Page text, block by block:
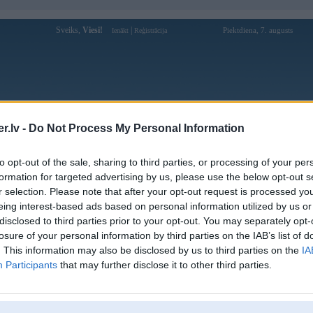
- Do Not Process My Personal Information
opt-out of the sale, sharing to third parties, or processing of your
for targeted advertising by us, please use the below opt-out
selection. Please note that after your opt-out request is processed
interest-based ads based on personal information utilized by us
to third parties prior to your opt-out. You may separately
of your personal information by third parties on the IAB’s list of
This information may also be disclosed by us to third parties on the
Participants that may further disclose it to other third parties.
Sveiks, Viesi! Ienākt Reģistrācija Piektdiena, 7. augusts
Forums Galerijas Reģistrācija Lietotāji
Lietotāja mistersbleks profils
Pēdējo reizi manīts: 26. Aug 2012, 23:12
Lietotājvārds:
mistersbleks
Ziņojumi forumā:
135
[Pēdējie ziņojumi forumā]